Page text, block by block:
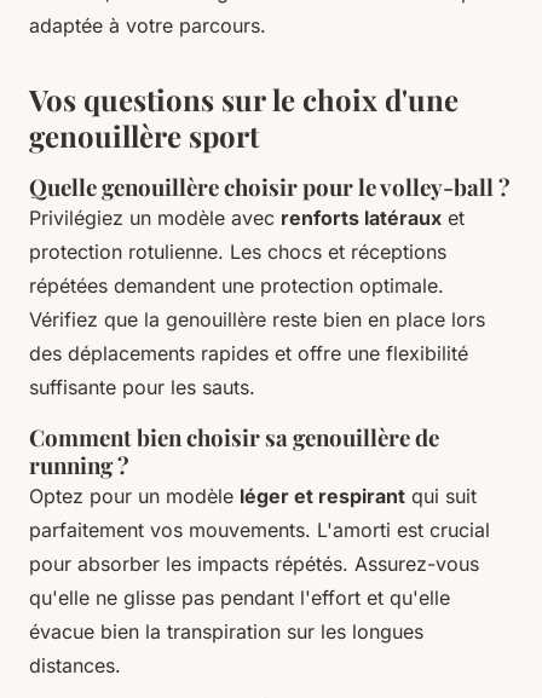
adaptée à votre parcours.
Vos questions sur le choix d'une
genouillère sport
Quelle genouillère choisir pour le volley-ball ?
Privilégiez un modèle avec renforts latéraux et
protection rotulienne. Les chocs et réceptions
répétées demandent une protection optimale.
Vérifiez que la genouillère reste bien en place lors
des déplacements rapides et offre une flexibilité
suffisante pour les sauts.
Comment bien choisir sa genouillère de
running ?
Optez pour un modèle léger et respirant qui suit
parfaitement vos mouvements. L'amorti est crucial
pour absorber les impacts répétés. Assurez-vous
qu'elle ne glisse pas pendant l'effort et qu'elle
évacue bien la transpiration sur les longues
distances.